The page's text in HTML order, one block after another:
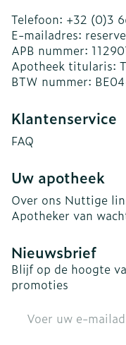
Telefoon: +32 (0)3
E-mailadres:
APB nummer:
Apotheek titularis:
BTW nummer:
Klantenservice
FAQ
Uw apotheek
Over ons Nuttige
Apotheker van
Nieuwsbrief
Blijf op de hoogte
promoties